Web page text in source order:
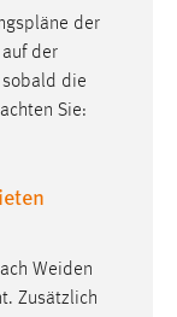
der
der
sobald die
Sie:
Weiden
Zusätzlich